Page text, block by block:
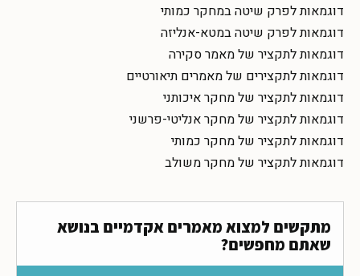
דוגמאות לפרק שיטה במחקר כמותי
דוגמאות לפרק שיטה במטא-אנליזה
דוגמאות לתקציר של מאמר סקירה
דוגמאות לתקצירים של מאמרים תיאורטיים
דוגמאות לתקציר של מחקר איכותני
דוגמאות לתקציר של מחקר אנליטי-פרשני
דוגמאות לתקציר של מחקר כמותי
דוגמאות לתקציר של מחקר משולב
מתקשים למצוא מאמרים אקדמיים בנושא
שאתם מחפשים?